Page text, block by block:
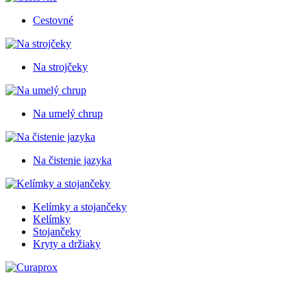
Cestovné
Na strojčeky
Na umelý chrup
Na čistenie jazyka
Kelímky a stojančeky
Kelímky
Stojančeky
Kryty a držiaky